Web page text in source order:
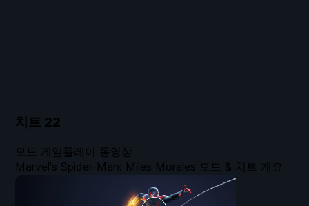
치트 22
모드 게임플레이 동영상
Marvel's Spider-Man: Miles Morales 모드 & 치트 개요